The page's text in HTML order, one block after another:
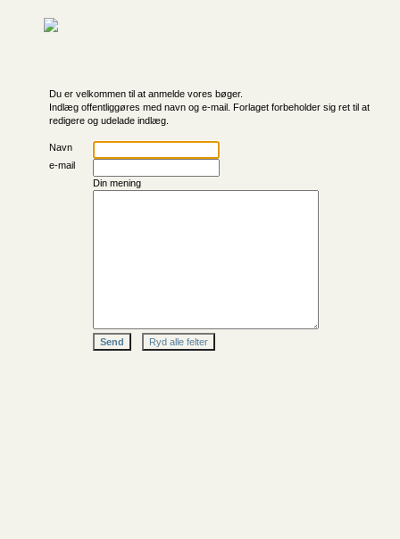
Du er velkommen til at anmelde vores bøger.
Indlæg offentliggøres med navn og e-mail. Forlaget forbeholder sig ret til at
redigere og udelade indlæg.
Navn
e-mail
Din mening